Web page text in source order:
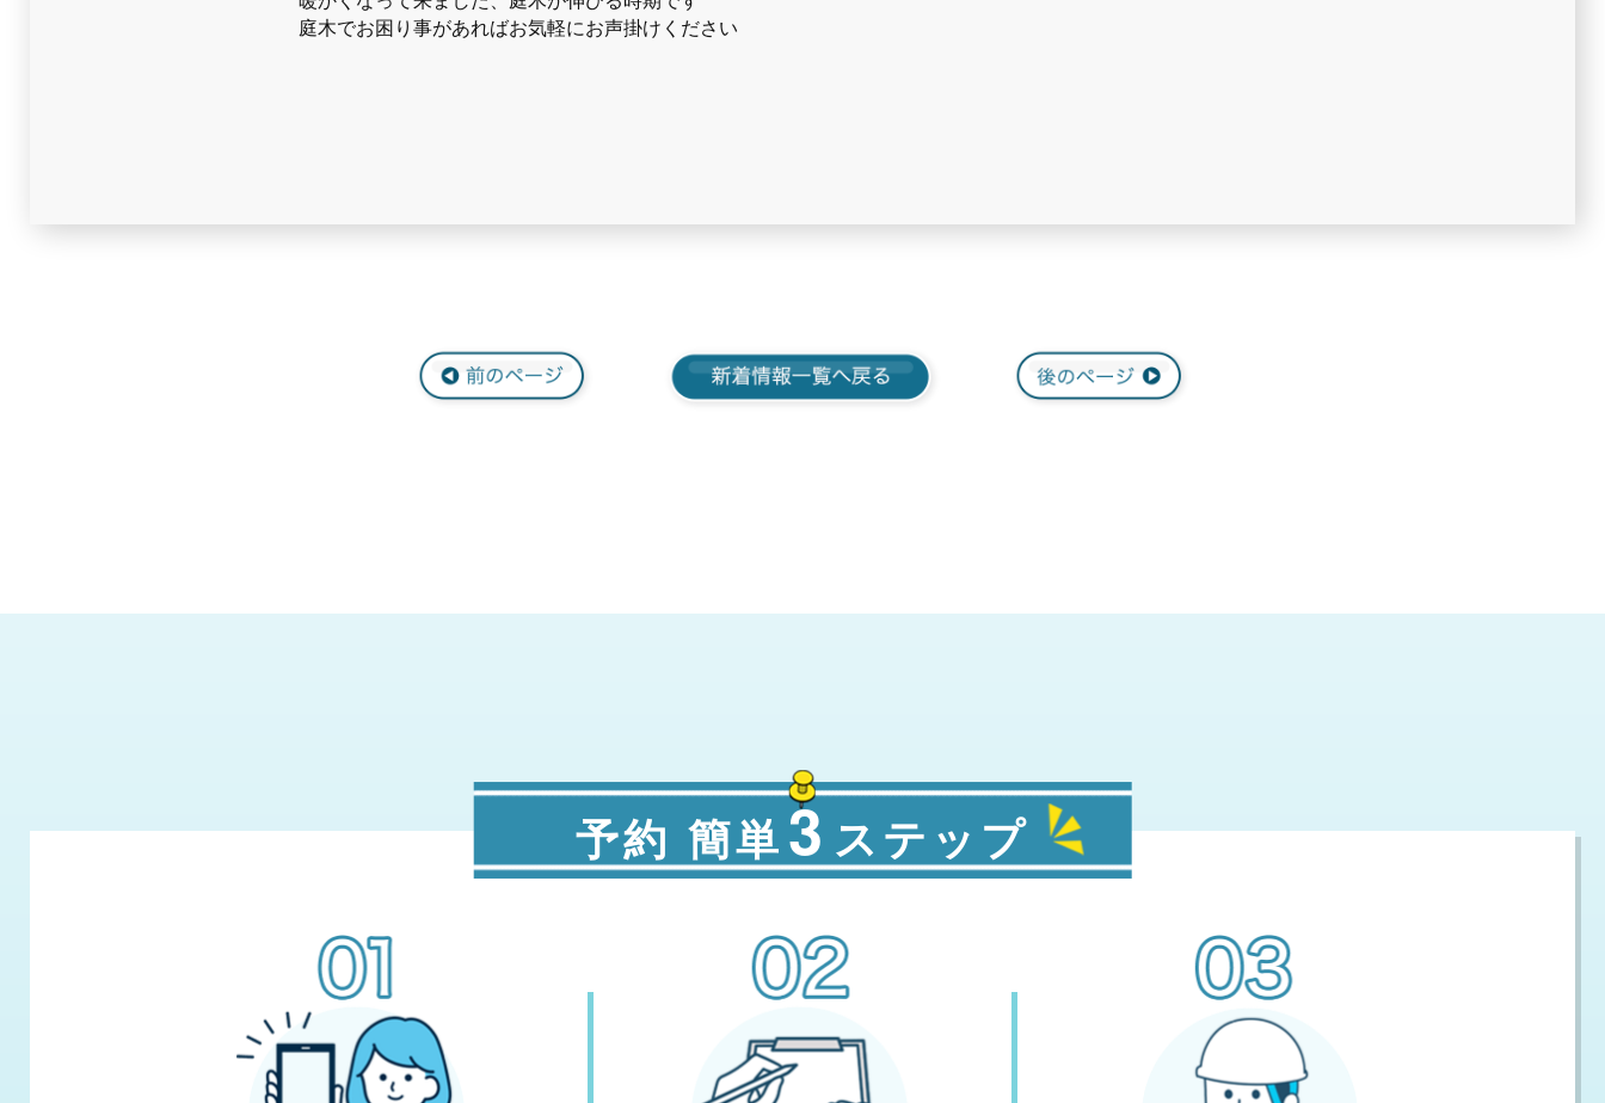
庭木でお困り事があればお気軽にお声掛けください
予約 簡単3 ステップ